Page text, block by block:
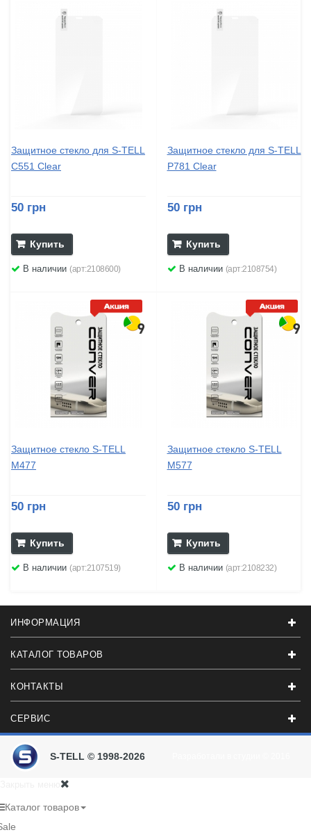
Защитное стекло для S-TELL
C551 Clear
50 грн
Купить
В наличии (арт:2108600)
Защитное стекло для S-TELL
P781 Clear
50 грн
Купить
В наличии (арт:2108754)
Защитное стекло S-TELL
M477
50 грн
Купить
В наличии (арт:2107519)
Защитное стекло S-TELL
M577
50 грн
Купить
В наличии (арт:2108232)
ИНФОРМАЦИЯ
КАТАЛОГ ТОВАРОВ
КОНТАКТЫ
СЕРВИС
S-TELL © 1998-2026
Каталог товаров